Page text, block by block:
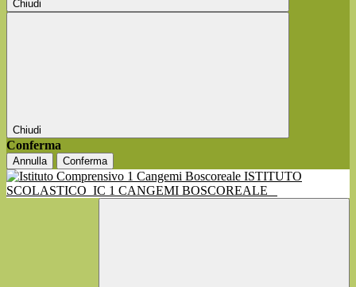
Chiudi
Chiudi
Conferma
Annulla Conferma
ISTITUTO
SCOLASTICO IC 1 CANGEMI BOSCOREALE